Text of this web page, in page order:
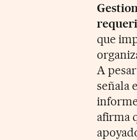
que
A
señala
afirma